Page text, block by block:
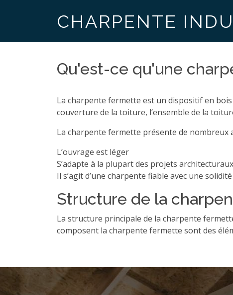
CHARPENTE
Qu'est-ce qu'une
La charpente fermette est un dispositif en
couverture de la toiture, l’ensemble de la
La charpente fermette présente de nombreux
L’ouvrage est léger
S’adapte à la plupart des projets architecturaux
Il s’agit d’une charpente fiable avec une
Structure de la
La structure principale de la charpente
composent la charpente fermette sont des